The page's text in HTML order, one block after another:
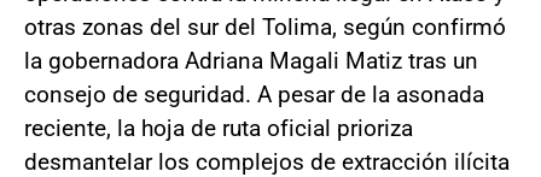
otras zonas del sur del Tolima, según confirmó
la gobernadora Adriana Magali Matiz tras un
consejo de seguridad. A pesar de la asonada
reciente, la hoja de ruta oficial prioriza
desmantelar los complejos de extracción ilícita